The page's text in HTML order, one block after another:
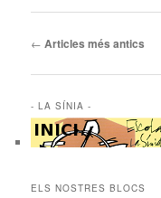
Navegació
articles
← Articles més antics
- LA SÍNIA -
ELS NOSTRES BLOCS